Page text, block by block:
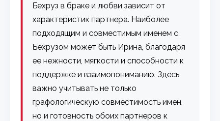
Бехруз в браке и любви зависит от
характеристик партнера. Наиболее
подходящим и совместимым именем с
Бехрузом может быть Ирина, благодаря
ее нежности, мягкости и способности к
поддержке и взаимопониманию. Здесь
важно учитывать не только
графологическую совместимость имен,
но и готовность обоих партнеров к